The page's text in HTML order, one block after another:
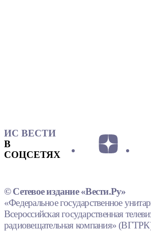
ИС ВЕСТИ
В
СОЦСЕТЯХ
© Сетевое издание «Вести.Ру»
«Федеральное государственное
Всероссийская государственная
радиовещательная компания»